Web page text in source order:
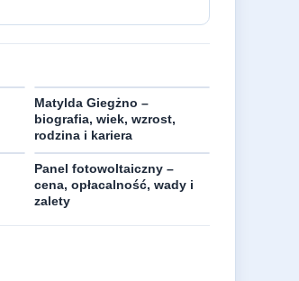
Matylda Giegżno –
biografia, wiek, wzrost,
rodzina i kariera
Panel fotowoltaiczny –
cena, opłacalność, wady i
zalety